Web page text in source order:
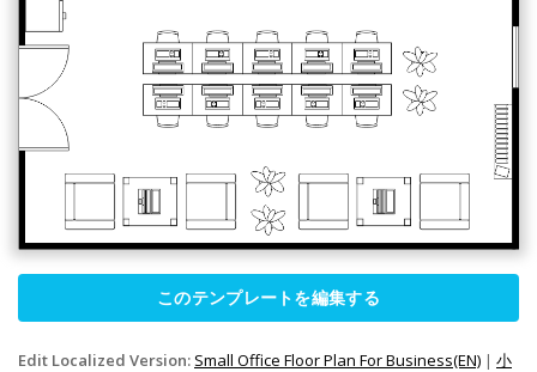
このテンプレートを編集する
Edit Localized Version: Small Office Floor Plan For Business(EN) | 小